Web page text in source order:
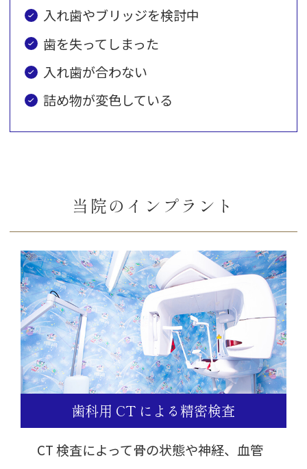
入れ歯やブリッジを検討中
歯を失ってしまった
入れ歯が合わない
詰め物が変色している
当院のインプラント
歯科用 CT による精密検査
CT 検査によって骨の状態や神経、血管